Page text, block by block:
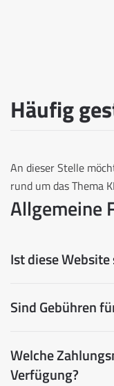
Häufig
An dieser Stelle
rund um das Thema
Allgemeine
Ist diese
Sind Gebühren
Welche
Verfügung?